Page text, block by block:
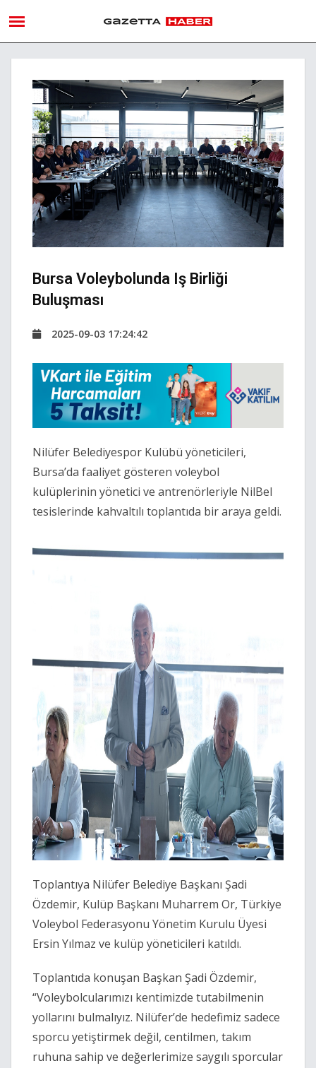
Bursa Voleybolunda Iş Birliği
Buluşması
2025-09-03 17:24:42
Nilüfer Belediyespor Kulübü yöneticileri,
Bursa’da faaliyet gösteren voleybol
kulüplerinin yönetici ve antrenörleriyle NilBel
tesislerinde kahvaltılı toplantıda bir araya geldi.
Toplantıya Nilüfer Belediye Başkanı Şadi
Özdemir, Kulüp Başkanı Muharrem Or, Türkiye
Voleybol Federasyonu Yönetim Kurulu Üyesi
Ersin Yılmaz ve kulüp yöneticileri katıldı.
Toplantıda konuşan Başkan Şadi Özdemir,
“Voleybolcularımızı kentimizde tutabilmenin
yollarını bulmalıyız. Nilüfer’de hedefimiz sadece
sporcu yetiştirmek değil, centilmen, takım
ruhuna sahip ve değerlerimize saygılı sporcular